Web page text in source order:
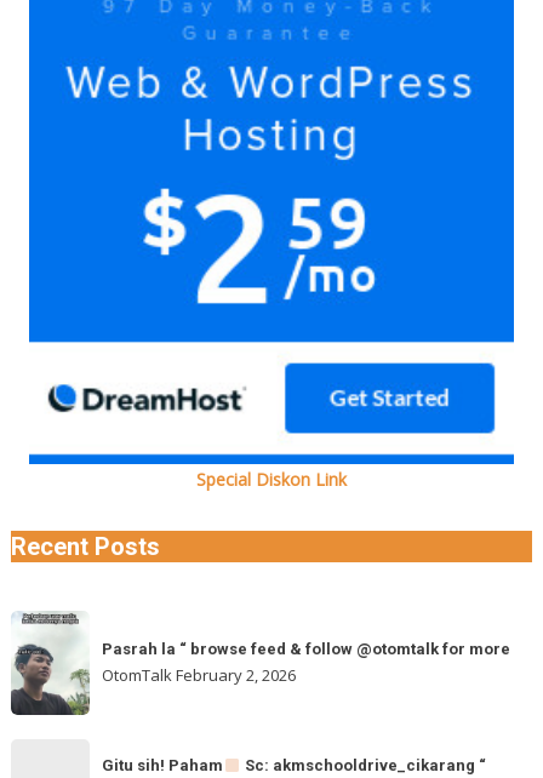
Special Diskon Link
Recent Posts
Pasrah
la
browse
Pasrah la “ browse feed & follow @otomtalk for more
OtomTalk February 2, 2026
Gitu sih! Paham
Sc: akmschooldrive_cikarang “